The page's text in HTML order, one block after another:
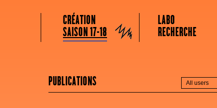
Grame
Menu principal
Aller au contenu principal
Aller au contenu secondaire
CRÉATION
SAISON 17-18
LABO
RECHERCHE
PUBLICATIONS